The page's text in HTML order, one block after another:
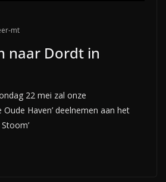
mt
naar Dordt in
22 mei zal onze
Haven’ deelnemen aan het